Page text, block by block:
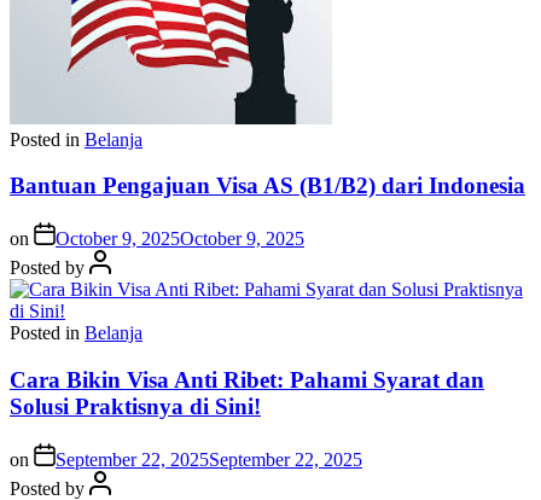
Posted in Belanja
Bantuan Pengajuan Visa AS (B1/B2) dari Indonesia
on October 9, 2025October 9, 2025
Posted by
Posted in Belanja
Cara Bikin Visa Anti Ribet: Pahami Syarat dan
Solusi Praktisnya di Sini!
on September 22, 2025September 22, 2025
Posted by